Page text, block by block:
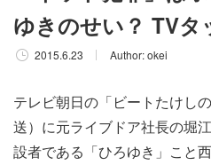
ゆきのせい？ TVタ
2015.6.23 Author:okei
テレビ朝日の「ビートたけし
送）に元ライブドア社長の堀
設者である「ひろゆき」こと